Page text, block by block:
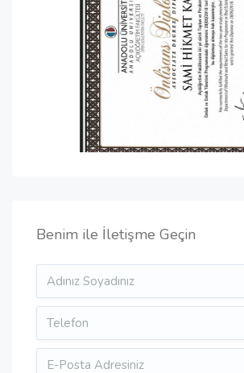
Benim ile İletişme Geçin